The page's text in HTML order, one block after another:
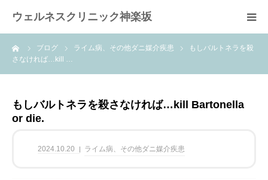
ウェルネスクリニック神楽坂
ブログ ライム病、その他ダニ媒介疾患
もしバルトネラを殺
さなければ…kill …
もしバルトネラを殺さなければ…kill Bartonella
or die.
2024.10.20 ライム病、その他ダニ媒介疾患
ホーム
疾患
治療内容